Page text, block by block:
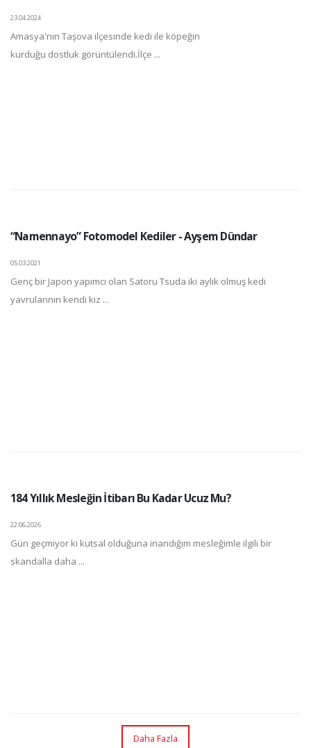
23.04.2024
Amasya'nın Taşova ilçesinde kedi ile köpeğin
kurduğu dostluk görüntülendi.İlçe ...
“Namennayo” Fotomodel Kediler - Ayşem Dündar
05.03.2021
Genç bir Japon yapımcı olan Satoru Tsuda iki aylık olmuş kedi
yavrularının kendi kız ...
184 Yıllık Mesleğin İtibarı Bu Kadar Ucuz Mu?
22.06.2026
Gün geçmiyor ki kutsal olduğuna inandığım mesleğimle ilgili bir
skandalla daha ...
Daha Fazla